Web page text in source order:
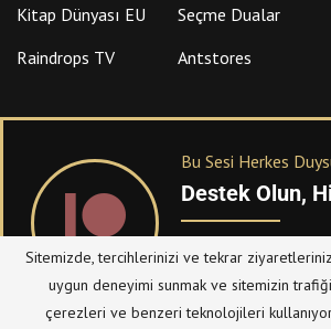
Kitap Dünyası EU
Seçme Dualar
Raindrops TV
Antstores
Bu Sesi Herkes
Destek Olun,
PATREON
bulanabilirsiniz.
Sitemizde, tercihlerinizi ve tekrar
uygun deneyimi sunmak ve sitemizin
çerezleri ve benzeri teknolojileri